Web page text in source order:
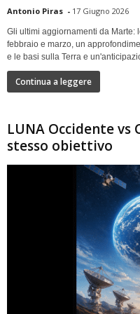
Antonio Piras - 17 Giugno 2026
Gli ultimi aggiornamenti da Marte:
febbraio e marzo, un
e le basi sulla Terra e
Continua a leggere
LUNA Occidente vs
stesso obiettivo